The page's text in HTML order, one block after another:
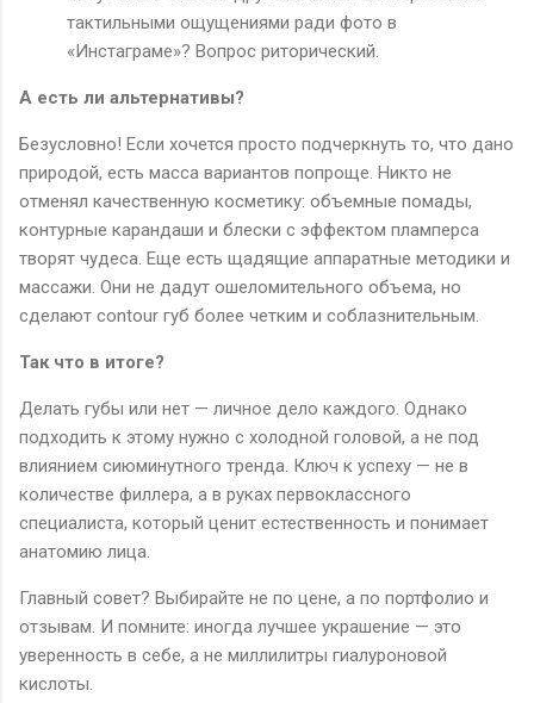
тактильными ощущениями ради фото в
«Инстаграме»? Вопрос риторический.
А есть ли альтернативы?
Безусловно! Если хочется просто подчеркнуть то, что дано
природой, есть масса вариантов попроще. Никто не
отменял качественную косметику: объемные помады,
контурные карандаши и блески с эффектом пламперса
творят чудеса. Еще есть щадящие аппаратные методики и
массажи. Они не дадут ошеломительного объема, но
сделают contour губ более четким и соблазнительным.
Так что в итоге?
Делать губы или нет — личное дело каждого. Однако
подходить к этому нужно с холодной головой, а не под
влиянием сиюминутного тренда. Ключ к успеху — не в
количестве филлера, а в руках первоклассного
специалиста, который ценит естественность и понимает
анатомию лица.
Главный совет? Выбирайте не по цене, а по портфолио и
отзывам. И помните: иногда лучшее украшение — это
уверенность в себе, а не миллилитры гиалуроновой
кислоты.